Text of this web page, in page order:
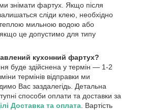
знімати фартух. Якщо після
сліди клею, необхідно
мильною водою або
це допустимо для типу
кухонний фартух?
буде здійснена у термін — 1-2
термінів відправки ми
Вас заздалегідь. Детальна
способи оплати та доставки за
Доставка та оплата . Вартість